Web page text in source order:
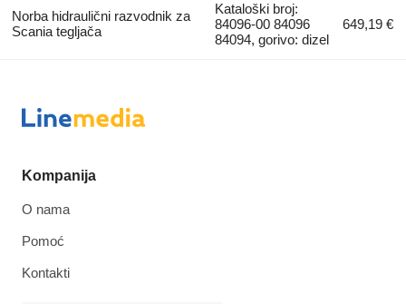
Norba hidraulični razvodnik za
Scania tegljača
Kataloški broj:
84096-00 84096
84094, gorivo: dizel
649,19 €
Kompanija
O nama
Pomoć
Kontakti